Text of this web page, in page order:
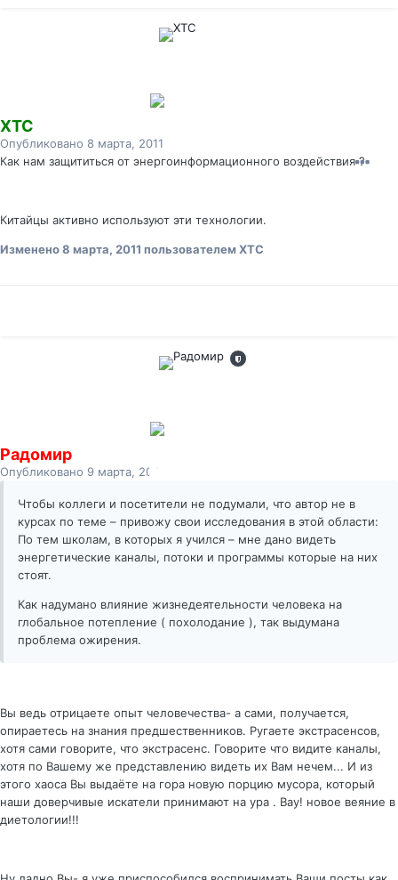
XTC
Опубликовано 8 марта, 2011
Как нам защититься от энергоинформационного воздействия ?
Китайцы активно используют эти технологии.
Изменено8 марта, 2011 пользователем XTC
Радомир
Опубликовано 9 марта, 2011
Чтобы коллеги и посетители не подумали, что автор не в
курсах по теме – привожу свои исследования в этой области:
По тем школам, в которых я учился – мне дано видеть
энергетические каналы, потоки и программы которые на них
стоят.
Как надумано влияние жизнедеятельности человека на
глобальное потепление ( похолодание ), так выдумана
проблема ожирения.
Вы ведь отрицаете опыт человечества- а сами, получается,
опираетесь на знания предшественников. Ругаете экстрасенсов,
хотя сами говорите, что экстрасенс. Говорите что видите каналы,
хотя по Вашему же представлению видеть их Вам нечем... И из
этого хаоса Вы выдаёте на гора новую порцию мусора, который
наши доверчивые искатели принимают на ура . Вау! новое веяние в
диетологии!!!